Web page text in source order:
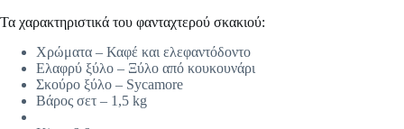
Τα χαρακτηριστικά του φανταχτερού σκακιού:
Χρώματα – Καφέ και ελεφαντόδοντο
Ελαφρύ ξύλο – Ξύλο από κουκουνάρι
Σκούρο ξύλο – Sycamore
Βάρος σετ – 1,5 kg